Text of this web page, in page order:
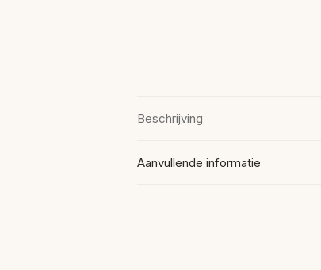
Beschrijving
Aanvullende informatie